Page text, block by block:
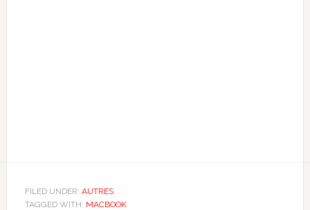
FILED UNDER: AUTRES
TAGGED WITH: MACBOOK